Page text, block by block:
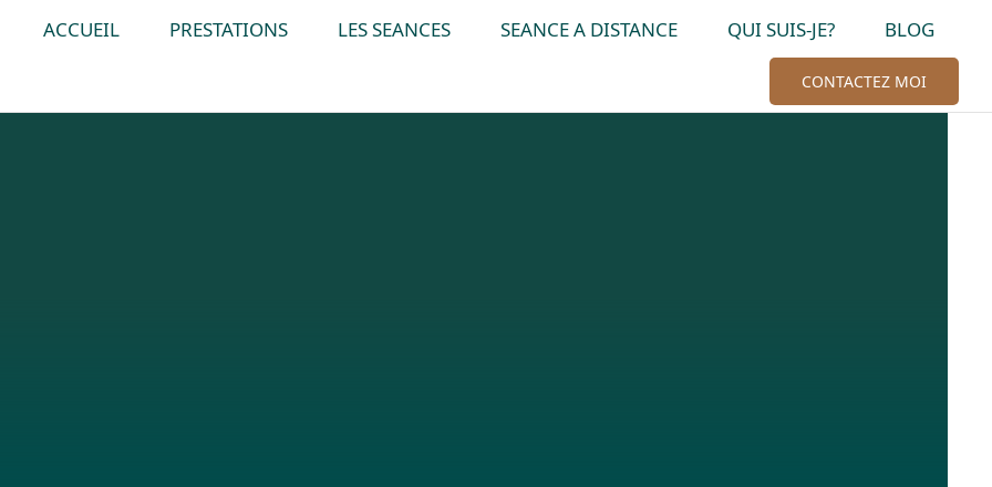
ACCUEIL PRESTATIONS LES SEANCES SEANCE A DISTANCE QUI SUIS-JE? BLOG
CONTACTEZ MOI